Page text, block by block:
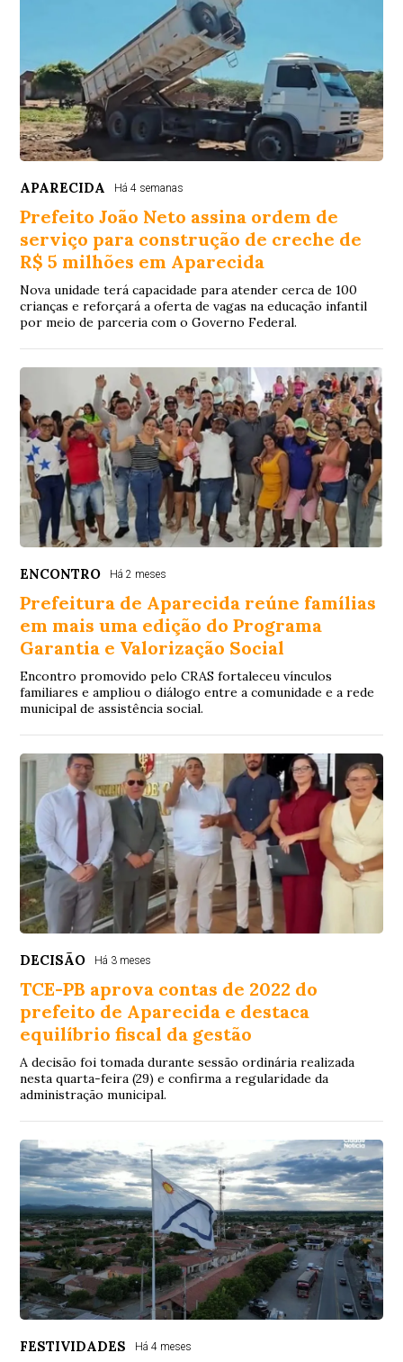
APARECIDA Há 4 semanas
Prefeito João Neto assina ordem de
serviço para construção de creche de
R$ 5 milhões em Aparecida
Nova unidade terá capacidade para atender cerca de 100
crianças e reforçará a oferta de vagas na educação infantil
por meio de parceria com o Governo Federal.
ENCONTRO Há 2 meses
Prefeitura de Aparecida reúne famílias
em mais uma edição do Programa
Garantia e Valorização Social
Encontro promovido pelo CRAS fortaleceu vínculos
familiares e ampliou o diálogo entre a comunidade e a rede
municipal de assistência social.
DECISÃO Há 3 meses
TCE-PB aprova contas de 2022 do
prefeito de Aparecida e destaca
equilíbrio fiscal da gestão
A decisão foi tomada durante sessão ordinária realizada
nesta quarta-feira (29) e confirma a regularidade da
administração municipal.
FESTIVIDADES Há 4 meses